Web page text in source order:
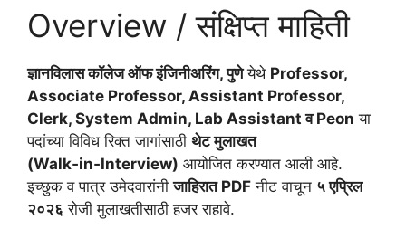
Overview / संक्षिप्त माहिती
ज्ञानविलास कॉलेज ऑफ इंजिनीअरिंग, पुणेयेथे Professor,
Associate Professor, Assistant Professor,
Clerk, System Admin, Lab Assistant व Peon या
पदांच्या विविध रिक्त जागांसाठी थेट मुलाखत
(Walk‑in‑Interview) आयोजित करण्यात आली आहे.
इच्छुक व पात्र उमेदवारांनीजाहिरात PDF नीट वाचून ५ एप्रिल
२०२६ रोजी मुलाखतीसाठी हजर राहावे.